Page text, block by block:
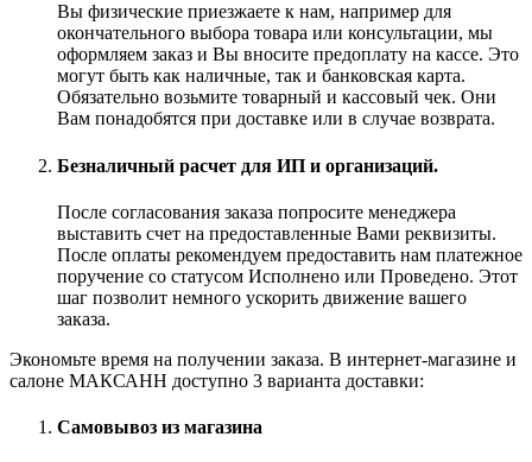
Вы физические приезжаете к нам, например для
окончательного выбора товара или консультации, мы
оформляем заказ и Вы вносите предоплату на кассе. Это
могут быть как наличные, так и банковская карта.
Обязательно возьмите товарный и кассовый чек. Они
Вам понадобятся при доставке или в случае возврата.
Безналичный расчет для ИП и организаций.
После согласования заказа попросите менеджера
выставить счет на предоставленные Вами реквизиты.
После оплаты рекомендуем предоставить нам платежное
поручение со статусом Исполнено или Проведено. Этот
шаг позволит немного ускорить движение вашего
заказа.
Экономьте время на получении заказа. В интернет-магазине и
салоне МАКСАНН доступно 3 варианта доставки:
Самовывоз из магазина